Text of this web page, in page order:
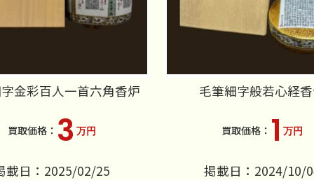
金彩百人一首六角香炉
3 万円
載日：2025/02/25
毛筆細字般若心経
1 万円
掲載日：2024/10/